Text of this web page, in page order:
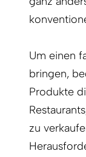
Um einen
bringen,
Produkte
zu